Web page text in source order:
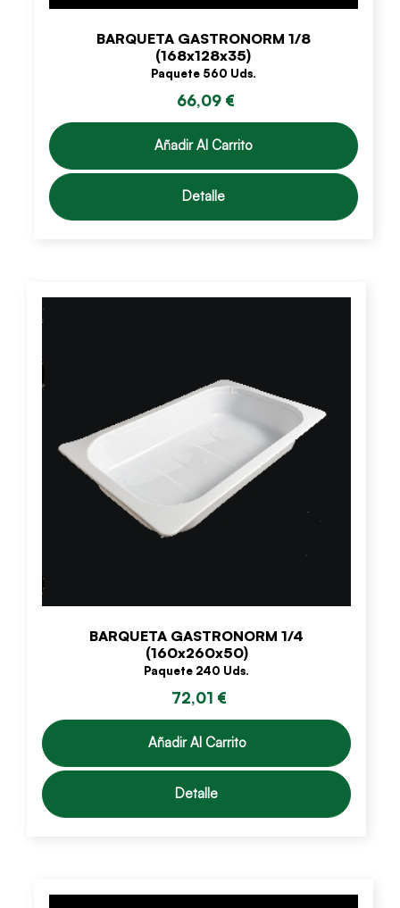
BARQUETA GASTRONORM 1/8
(168x128x35)
Paquete 560 Uds.
66,09 €
Añadir Al Carrito
Detalle
BARQUETA GASTRONORM 1/4
(160x260x50)
Paquete 240 Uds.
72,01 €
Añadir Al Carrito
Detalle